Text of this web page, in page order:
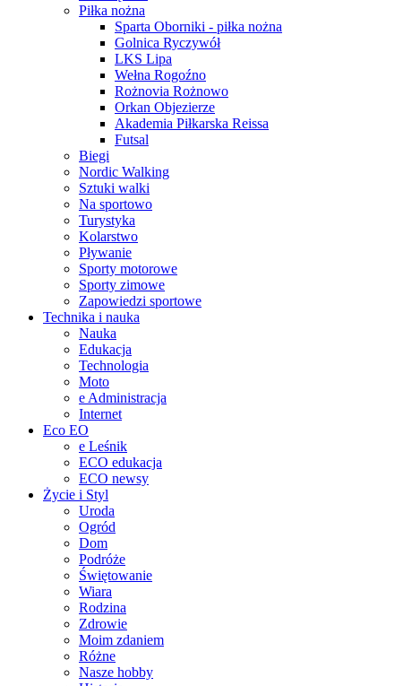
Piłka nożna
Sparta Oborniki - piłka nożna
Golnica Ryczywół
LKS Lipa
Wełna Rogoźno
Rożnovia Rożnowo
Orkan Objezierze
Akademia Piłkarska Reissa
Futsal
Biegi
Nordic Walking
Sztuki walki
Na sportowo
Turystyka
Kolarstwo
Pływanie
Sporty motorowe
Sporty zimowe
Zapowiedzi sportowe
Technika i nauka
Nauka
Edukacja
Technologia
Moto
e Administracja
Internet
Eco EO
e Leśnik
ECO edukacja
ECO newsy
Życie i Styl
Uroda
Ogród
Dom
Podróże
Świętowanie
Wiara
Rodzina
Zdrowie
Moim zdaniem
Różne
Nasze hobby